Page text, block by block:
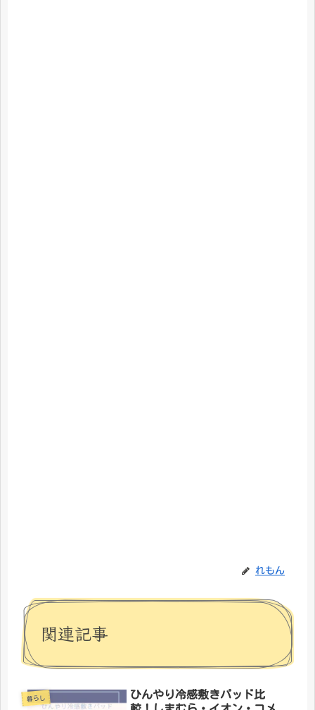
れもん
関連記事
暮らし
ひんやり冷感敷きパッド比